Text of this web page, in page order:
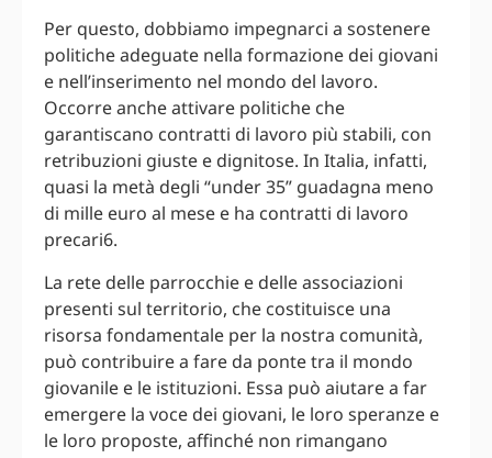
Per questo, dobbiamo impegnarci a sostenere
politiche adeguate nella formazione dei giovani
e nell’inserimento nel mondo del lavoro.
Occorre anche attivare politiche che
garantiscano contratti di lavoro più stabili, con
retribuzioni giuste e dignitose. In Italia, infatti,
quasi la metà degli “under 35” guadagna meno
di mille euro al mese e ha contratti di lavoro
precari6.
La rete delle parrocchie e delle associazioni
presenti sul territorio, che costituisce una
risorsa fondamentale per la nostra comunità,
può contribuire a fare da ponte tra il mondo
giovanile e le istituzioni. Essa può aiutare a far
emergere la voce dei giovani, le loro speranze e
le loro proposte, affinché non rimangano